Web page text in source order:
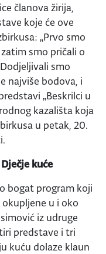
članova žirija,
koje će ove
„Prvo smo
smo pričali o
smo
najviše bodova, i
„Beskrilci u
kazališta koja
u petak, 20.
kuće
bogat program koji
u i oko
iz udruge
predstave i tri
kuću dolaze klaun